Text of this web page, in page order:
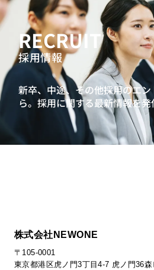
RECRUIT
採用情報
新卒、中途、その他採用のエ
ら。採用に関する最新情報を
株式会社NEWONE
〒105-0001
東京都港区虎ノ門3丁目4-7 虎ノ門36森